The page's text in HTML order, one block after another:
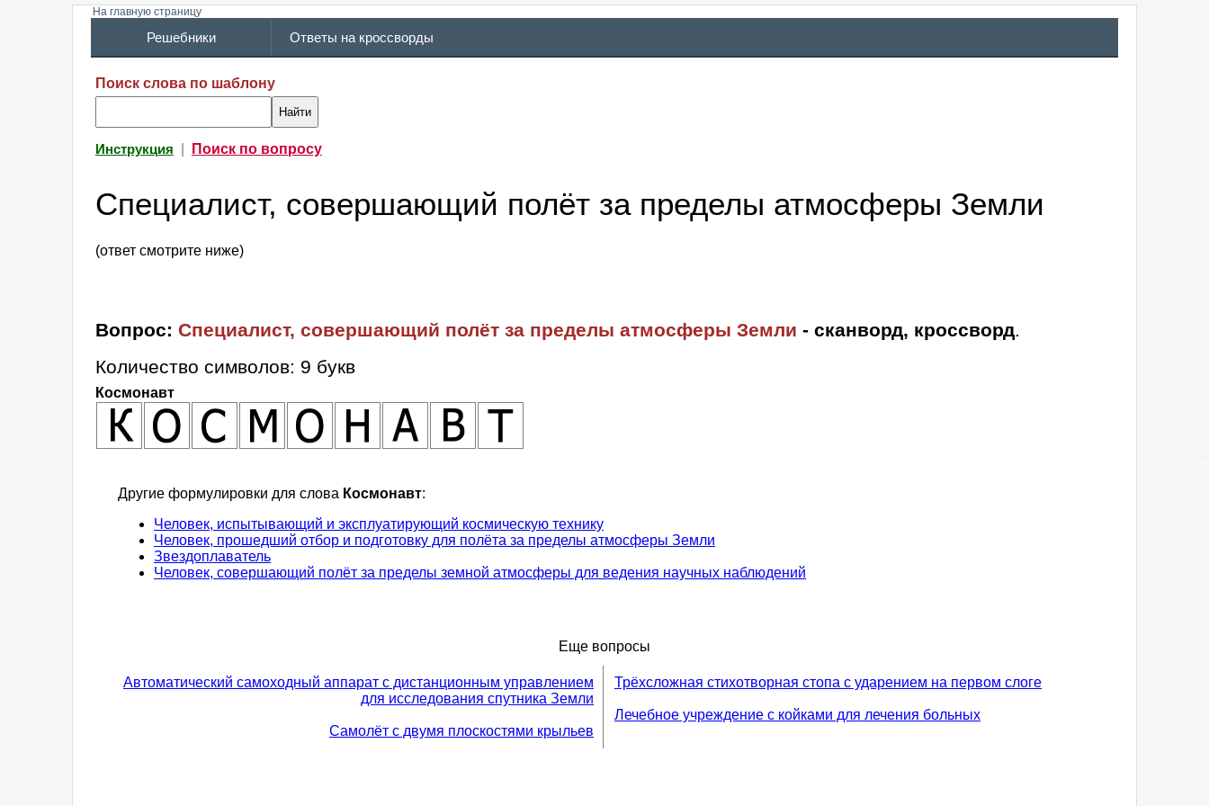
На главную страницу
Решебники Ответы на кроссворды
Поиск слова по шаблону
Инструкция Поиск по вопросу
Специалист, совершающий полёт за пределы атмосферы Земли
(ответ смотрите ниже)
Вопрос: Специалист, совершающий полёт за пределы атмосферы Земли - сканворд, кроссворд.
Количество символов: 9 букв
Космонавт
Другие формулировки для слова Космонавт:
Человек, испытывающий и эксплуатирующий космическую технику
Человек, прошедший отбор и подготовку для полёта за пределы атмосферы Земли
Звездоплаватель
Человек, совершающий полёт за пределы земной атмосферы для ведения научных наблюдений
Еще вопросы
Автоматический самоходный аппарат с дистанционным управлением
для исследования спутника Земли
Самолёт с двумя плоскостями крыльев
Трёхсложная стихотворная стопа с ударением на первом слоге
Лечебное учреждение с койками для лечения больных